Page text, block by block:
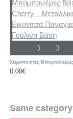
0,00€
Same category